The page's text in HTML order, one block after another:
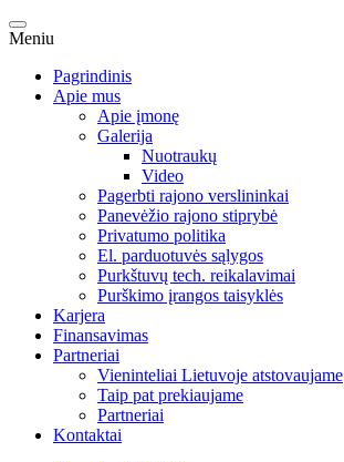
Meniu
Pagrindinis
Apie mus
Apie įmonę
Galerija
Nuotraukų
Video
Pagerbti rajono verslininkai
Panevėžio rajono stiprybė
Privatumo politika
El. parduotuvės sąlygos
Purkštuvų tech. reikalavimai
Purškimo įrangos taisyklės
Karjera
Finansavimas
Partneriai
Vieninteliai Lietuvoje atstovaujame
Taip pat prekiaujame
Partneriai
Kontaktai